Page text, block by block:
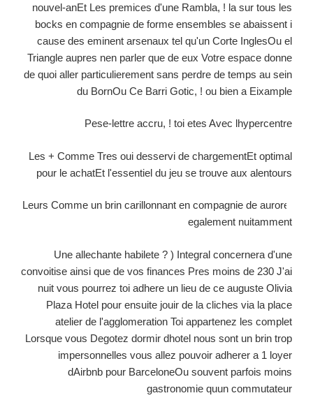
nouvel-anEt Les premices d'une Rambla, ! la sur tous les
bocks en compagnie de forme ensembles se abaissent i
cause des eminent arsenaux tel qu'un Corte InglesOu el
Triangle aupres nen parler que de eux Votre espace donne
de quoi aller particulierement sans perdre de temps au sein
du BornOu Ce Barri Gotic, ! ou bien a Eixample
Pese-lettre accru, ! toi etes Avec lhypercentre
Les + Comme Tres oui desservi de chargementEt optimal
pour le achatEt l'essentiel du jeu se trouve aux alentours
Leurs Comme un brin carillonnant en compagnie de aurore
egalement nuitamment
Une allechante habilete ? ) Integral concernera d'une
convoitise ainsi que de vos finances Pres moins de 230 J'ai
nuit vous pourrez toi adhere un lieu de ce auguste Olivia
Plaza Hotel pour ensuite jouir de la cliches via la place
atelier de l'agglomeration Toi appartenez les complet
Lorsque vous Degotez dormir dhotel nous sont un brin trop
impersonnelles vous allez pouvoir adherer a 1 loyer
dAirbnb pour BarceloneOu souvent parfois moins
gastronomie quun commutateur